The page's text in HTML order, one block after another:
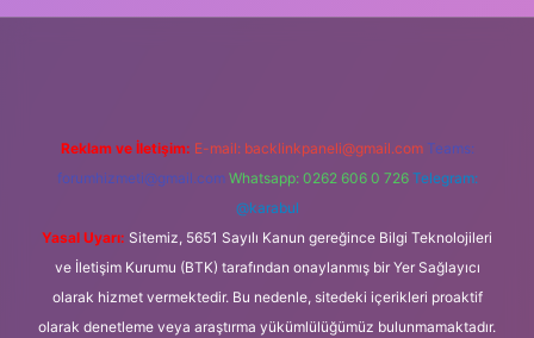
Reklam ve İletişim: E-mail: backlinkpaneli@gmail.com Teams:
forumhizmeti@gmail.com Whatsapp: 0262 606 0 726 Telegram:
@karabul
Yasal Uyarı: Sitemiz, 5651 Sayılı Kanun gereğince Bilgi Teknolojileri
ve İletişim Kurumu (BTK) tarafından onaylanmış bir Yer Sağlayıcı
olarak hizmet vermektedir. Bu nedenle, sitedeki içerikleri proaktif
olarak denetleme veya araştırma yükümlülüğümüz bulunmamaktadır.